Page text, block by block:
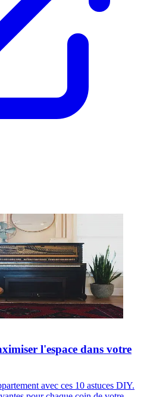
l'espace dans votre
avec ces 10 astuces DIY.